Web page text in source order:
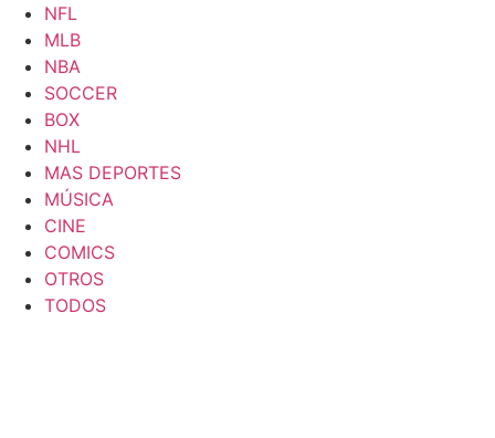
NFL
MLB
NBA
SOCCER
BOX
NHL
MAS DEPORTES
MÚSICA
CINE
COMICS
OTROS
TODOS